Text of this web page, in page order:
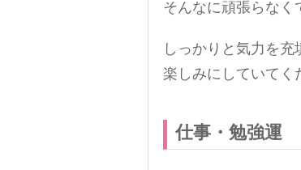
そんなに頑張らなく
しっかりと気力を充
楽しみにしていてく
仕事・勉強運